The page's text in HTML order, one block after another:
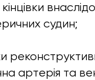
судин;
артерія та